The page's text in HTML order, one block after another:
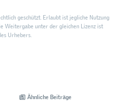
geschützt. Erlaubt ist jegliche Nutzung
Weitergabe unter der gleichen Lizenz ist
Urhebers.
Ähnliche Beiträge